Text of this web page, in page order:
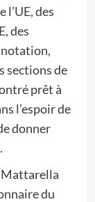
des
des
notation,
sections de
prêt à
l’espoir de
donner
Mattarella
du